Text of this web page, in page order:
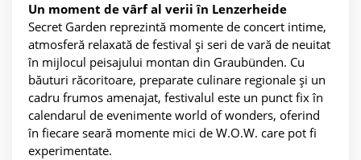
Un moment de vârf al verii în Lenzerheide
Secret Garden reprezintă momente de concert intime,
atmosferă relaxată de festival și seri de vară de neuitat
în mijlocul peisajului montan din Graubünden. Cu
băuturi răcoritoare, preparate culinare regionale și un
cadru frumos amenajat, festivalul este un punct fix în
calendarul de evenimente world of wonders, oferind
în fiecare seară momente mici de W.O.W. care pot fi
experimentate.